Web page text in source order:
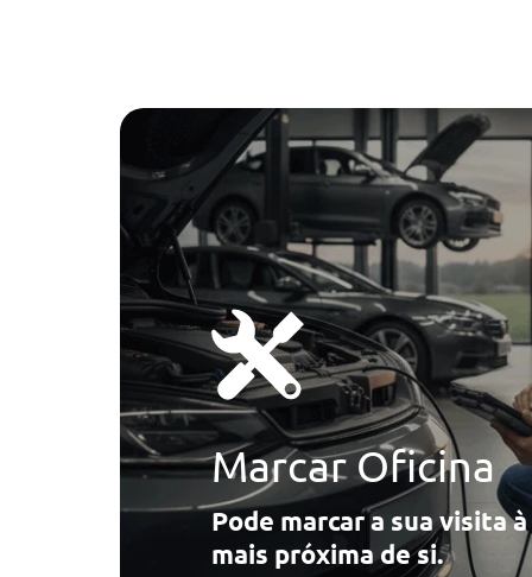
Informaçao De Transito Em Tempo Real (Rtti)
Serviços Concierge
Sistema De Acesso Comfort
Camara Traseira
Segurança Activa
Pdc - Sensores De Estacionamento Dianteiros E Traseiros
Manuais De Bordo Em Português
Monitorizaçao Da Pressao Dos Pneus
Performance Control
Serviços Remote
Serviços Connected Drived
Pernos De Segurança
Carga/Reboque/Transporte
Fecho Automatico Das Portas Em Andamento
Barras De Tejadilho Em Preto
Fecho Automatico Das Portas Em Andamento
Conforto/Interior e Exterior
Tapetes Em Alcatifa Aveludada
Marcar Oficina
Pode marcar a sua visita
mais próxima de si.